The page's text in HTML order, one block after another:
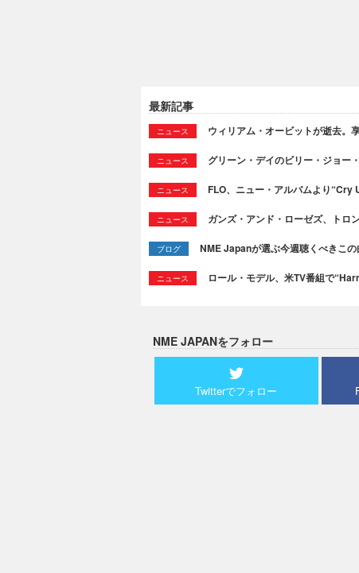
最新記事
ニュース ウィリアム・オービットが逝去。
ニュース グリーン・デイのビリー・ジョー
ニュース FLO、ニュー・アルバムより“Cry
ニュース ガンズ・アンド・ローゼズ、トロ
ブログ NME Japanが選ぶ今週聴くべきこ
ニュース ロール・モデル、米TV番組で
NME JAPANをフォロー
Twitterでフォロー